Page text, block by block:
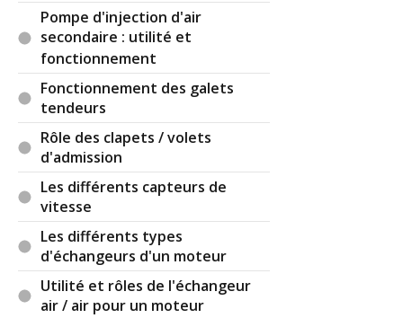
Pompe d'injection d'air
secondaire : utilité et
fonctionnement
Fonctionnement des galets
tendeurs
Rôle des clapets / volets
d'admission
Les différents capteurs de
vitesse
Les différents types
d'échangeurs d'un moteur
Utilité et rôles de l'échangeur
air / air pour un moteur